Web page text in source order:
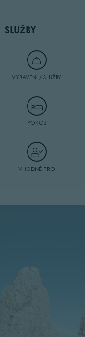
SLUŽBY
VYBAVENÍ / SLUŽBY
POKOJ
VHODNÉ PRO